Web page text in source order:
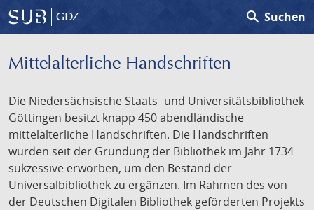
GDZ search Suchen
Mittelalterliche Handschriften
Die Niedersächsische Staats- und Universitätsbibliothek
Göttingen besitzt knapp 450 abendländische
mittelalterliche Handschriften. Die Handschriften
wurden seit der Gründung der Bibliothek im Jahr 1734
sukzessive erworben, um den Bestand der
Universalbibliothek zu ergänzen. Im Rahmen des von
der Deutschen Digitalen Bibliothek geförderten Projekts